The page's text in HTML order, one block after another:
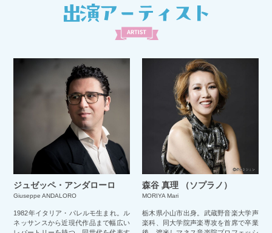
ジュゼッペ・アンダローロ
Giuseppe ANDALORO
1982年イタリア・パレルモ生まれ。ル
ネッサンスから近現代作品まで幅広い
森谷 真理 （ソプラノ）
MORIYA Mari
栃木県小山市出身。武蔵野音楽大学声
楽科、同大学院声楽専攻を首席で卒業